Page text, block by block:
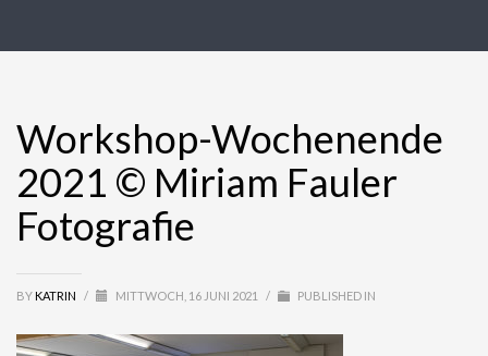
Workshop-Wochenende
2021 © Miriam Fauler
Fotografie
BY KATRIN / MITTWOCH, 16 JUNI 2021 / PUBLISHED IN